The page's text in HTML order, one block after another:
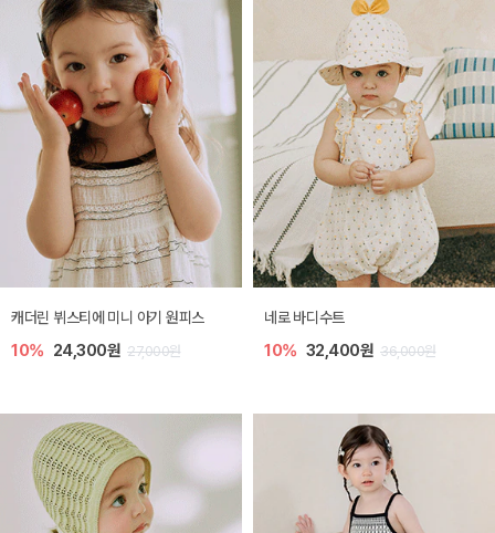
캐더린 뷔스티에 미니 아기 원피스
10% 24,300원 27,000원
네로 바디수트
10% 32,400원 36,000원